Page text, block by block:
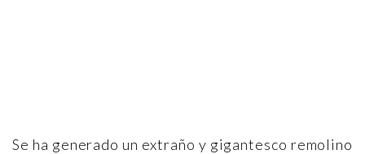
Se ha generado un extraño y gigantesco remolino